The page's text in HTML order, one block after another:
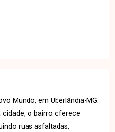
Mundo, em Uberlândia-MG.
cidade, o bairro oferece
ruas asfaltadas,